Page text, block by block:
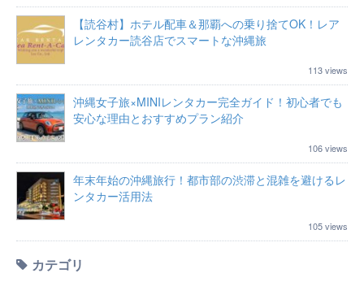
【読谷村】ホテル配車＆那覇への乗り捨てOK！レア
レンタカー読谷店でスマートな沖縄旅
113 views
沖縄女子旅×MINIレンタカー完全ガイド！初心者でも
安心な理由とおすすめプラン紹介
106 views
年末年始の沖縄旅行！都市部の渋滞と混雑を避けるレ
ンタカー活用法
105 views
カテゴリ